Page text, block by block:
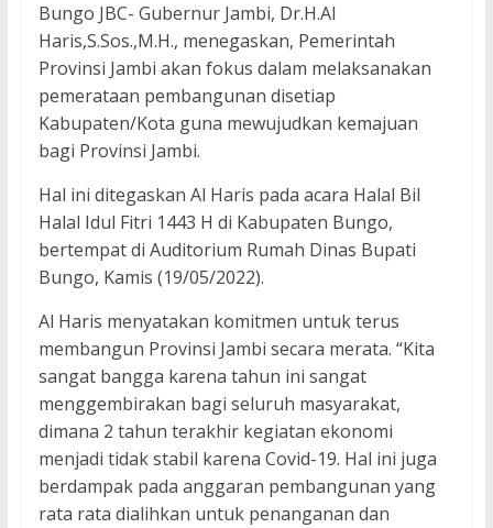
Bungo JBC- Gubernur Jambi, Dr.H.Al
Haris,S.Sos.,M.H., menegaskan, Pemerintah
Provinsi Jambi akan fokus dalam melaksanakan
pemerataan pembangunan disetiap
Kabupaten/Kota guna mewujudkan kemajuan
bagi Provinsi Jambi.
Hal ini ditegaskan Al Haris pada acara Halal Bil
Halal Idul Fitri 1443 H di Kabupaten Bungo,
bertempat di Auditorium Rumah Dinas Bupati
Bungo, Kamis (19/05/2022).
Al Haris menyatakan komitmen untuk terus
membangun Provinsi Jambi secara merata. “Kita
sangat bangga karena tahun ini sangat
menggembirakan bagi seluruh masyarakat,
dimana 2 tahun terakhir kegiatan ekonomi
menjadi tidak stabil karena Covid-19. Hal ini juga
berdampak pada anggaran pembangunan yang
rata rata dialihkan untuk penanganan dan